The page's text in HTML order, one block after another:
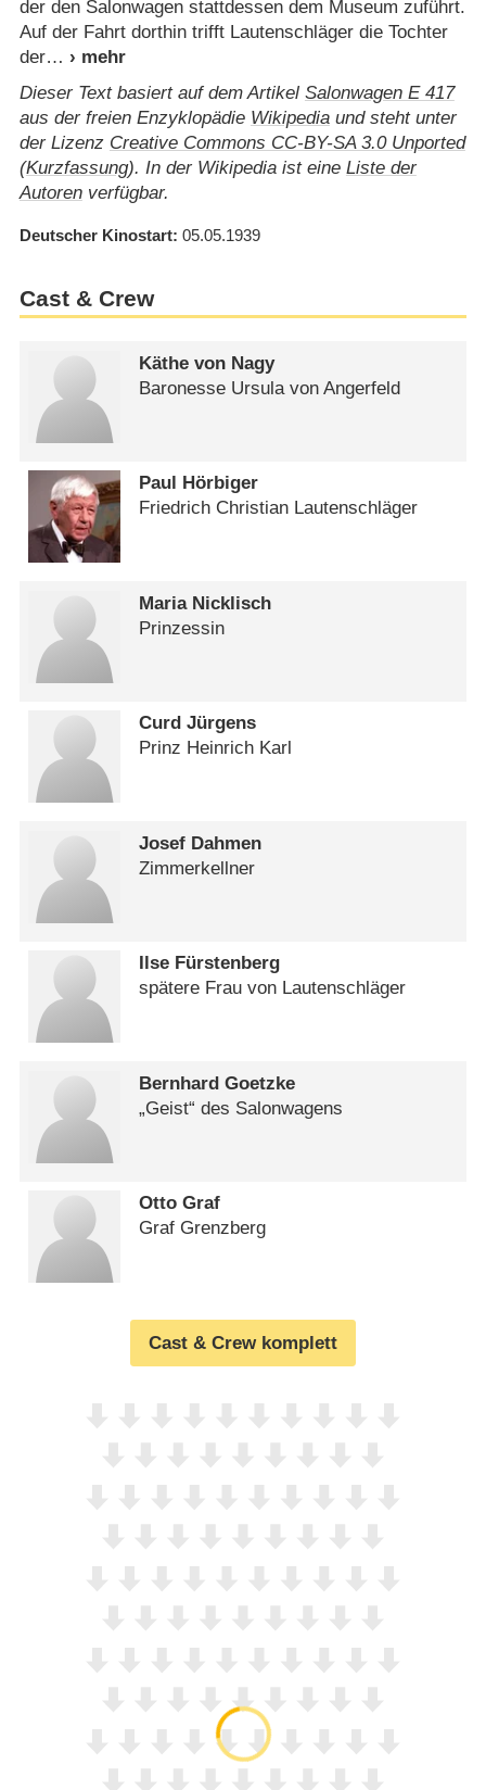
der den Salonwagen stattdessen dem Museum zuführt.
Auf der Fahrt dorthin trifft Lautenschläger die Tochter
der
Dieser Text basiert auf dem Artikel Salonwagen E 417
aus der freien Enzyklopädie Wikipediaund steht unter
der Lizenz Creative Commons CC-BY-SA 3.0 Unported
(Kurzfassung). In der Wikipedia ist eine Liste der
Autorenverfügbar.
Deutscher Kinostart 05.05.1939
Cast & Crew
Käthe von Nagy
Baronesse Ursula von Angerfeld
Paul Hörbiger
Friedrich Christian Lautenschläger
Maria Nicklisch
Prinzessin
Curd Jürgens
Prinz Heinrich Karl
Josef Dahmen
Zimmerkellner
Ilse Fürstenberg
spätere Frau von Lautenschläger
Bernhard Goetzke
„Geist“ des Salonwagens
Otto Graf
Graf Grenzberg
Cast & Crew komplett